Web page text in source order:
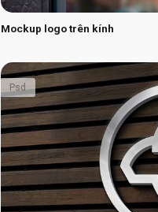
Mockup logo trên kính
Psd